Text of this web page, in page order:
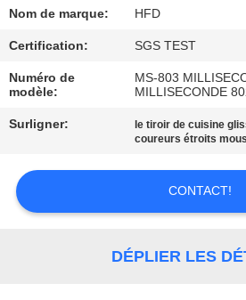
CONTRÔLE
DE
QUALITÉ
CONTACTEZ-
NOUVELLES
Nom de marque: HFD
Certification: SGS TEST
Numéro de
modèle:
MS-803
MILLISECONDE
Surligner: le tiroir de cuisine
coureurs étroits
CONTACT!
DÉPLIER LES